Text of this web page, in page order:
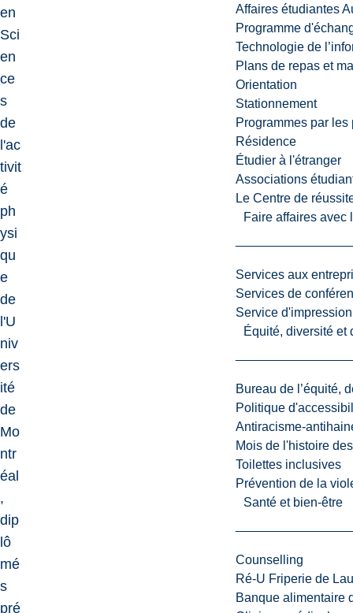
Affaires étudiantes
Programme
Technologie de
Plans de repas et
Orientation
Stationnement
Programmes par les
Résidence
Étudier à l'étranger
Associations
Le Centre de
Faire affaires avec
Services aux
Services de
Service d'impression
Équité, diversité et
Bureau de l’équité,
Politique
Antiracisme-
Mois de l'histoire
Toilettes inclusives
Prévention de la
Santé et bien-être
Counselling
Ré-U Friperie de
Banque alimentaire
en
Sci
en
ce
s
de
l'ac
tivit
é
ph
ysi
qu
e
de
l'U
niv
ers
ité
de
Mo
ntr
éal
,
dip
lô
mé
s
pré